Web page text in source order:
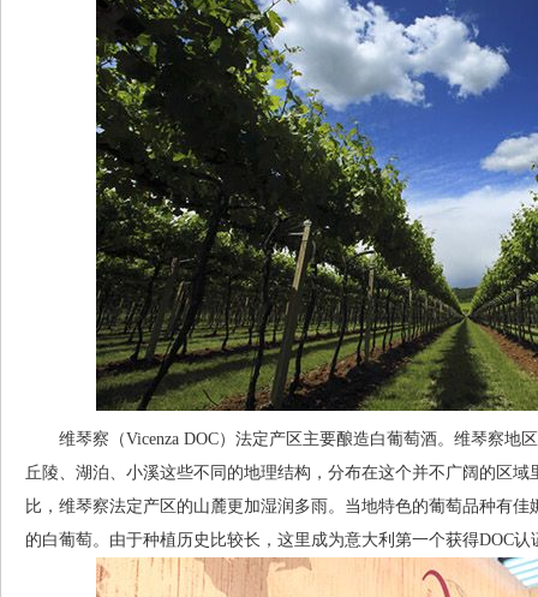
维琴察（Vicenza DOC）法定产区主要酿造白葡萄酒。维琴察地
丘陵、湖泊、小溪这些不同的地理结构，分布在这个并不广阔的区
比，维琴察法定产区的山麓更加湿润多雨。当地特色的葡萄品种有佳
的白葡萄。由于种植历史比较长，这里成为意大利第一个获得DOC